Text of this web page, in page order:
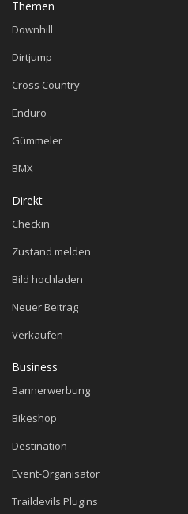
Themen
Downhill
Dirtjump
Cross Country
Enduro
Gümmeler
BMX
Direkt
Checkin
Zustand melden
Bild hochladen
Neuer Beitrag
Verkaufen
Business
Bannerwerbung
Bikeshop
Destination
Event-Organisator
Traildevils Plugins